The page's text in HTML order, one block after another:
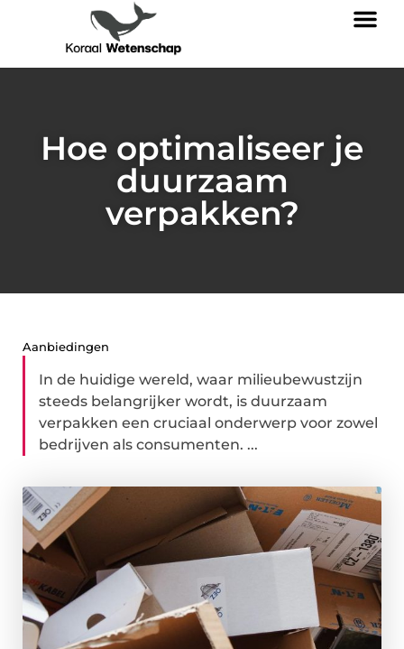
Hoe optimaliseer je
duurzaam
verpakken?
Aanbiedingen
In de huidige wereld, waar milieubewustzijn
steeds belangrijker wordt, is duurzaam
verpakken een cruciaal onderwerp voor zowel
bedrijven als consumenten. ...